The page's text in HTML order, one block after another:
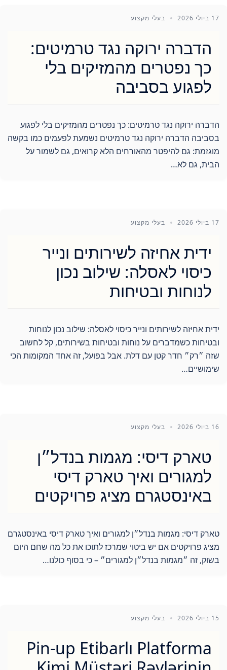
17 ביולי 2026 בעלי מקצוע
הדברה ירוקה נגד טרמיטים:
כך נפטרים מהמזיקים בלי
לפגוע בסביבה
הדברה ירוקה נגד טרמיטים: כך נפטרים מהמזיקים בלי לפגוע
בסביבה הדברה ירוקה נגד טרמיטים נשמעת לפעמים כמו בקשה
מוגזמת: גם להיפטר מהאורחים הלא קרואים, גם לשמור על
הבית, גם לא…
17 ביולי 2026 בעלי מקצוע
ידית אחיזה לשירותים ונייר
כיסוי לאסלה: שילוב נכון
לנוחות ובטיחות
ידית אחיזה לשירותים ונייר כיסוי לאסלה: שילוב נכון לנוחות
ובטיחות כשמדברים על נוחות ובטיחות בשירותים, קל לחשוב
שזה ״רק״ חדר קטן עם דלת. אבל בפועל, זה אחד המקומות הכי
שימושיים…
16 ביולי 2026 בעלי מקצוע
טארק דיסי: מגמות בנדל״ן
למגורים ואיך טארק דיסי
באינסטגרם מציג פרויקטים
טארק דיסי: מגמות בנדל״ן למגורים ואיך טארק דיסי באינסטגרם
מציג פרויקטים אם יש ביטוי שמרכז לתוכו את כל מה שחם היום
בשוק, זה ״מגמות בנדל״ן למגורים״ – כי בסוף כולנו…
15 ביולי 2026 בעלי מקצוע
Pin-up Etibarlı Platforma